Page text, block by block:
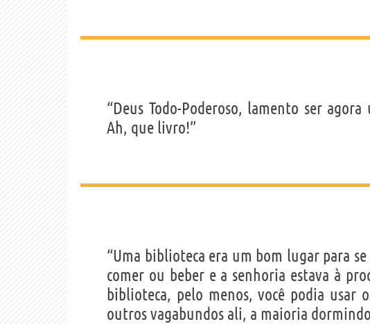
“Deus Todo-Poderoso, lamento ser
Ah, que livro!”
“Uma biblioteca era um bom lugar para
comer ou beber e a senhoria estava à
biblioteca, pelo menos, você podia
outros vagabundos ali, a maioria